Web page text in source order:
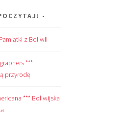
z Boliwii
***
przyrodę
*** Boliwijska